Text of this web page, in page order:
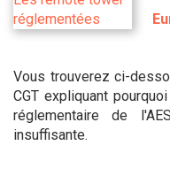
Vous trouverez ci-
CGT expliquant
réglementaire de
insuffisante.